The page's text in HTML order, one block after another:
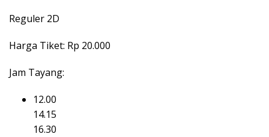
Reguler 2D
Harga Tiket: Rp 20.000
Jam Tayang:
12.00
14.15
16.30